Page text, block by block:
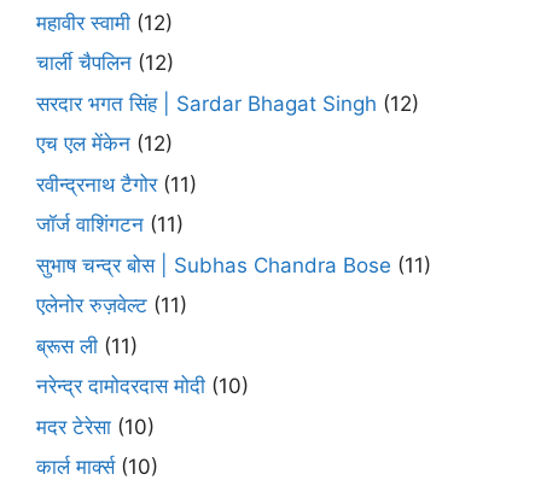
महावीर स्वामी (12)
चार्ली चैपलिन (12)
सरदार भगत सिंह | Sardar Bhagat Singh (12)
एच एल मेंकेन (12)
रवीन्द्रनाथ टैगोर(11)
जॉर्ज वाशिंगटन (11)
सुभाष चन्द्र बोस | Subhas Chandra Bose (11)
एलेनोर रुज़वेल्ट (11)
ब्रूस ली (11)
नरेन्द्र दामोदरदास मोदी (10)
मदर टेरेसा (10)
कार्ल मार्क्स(10)